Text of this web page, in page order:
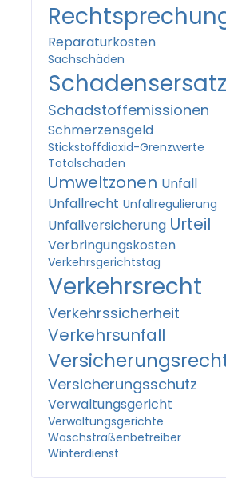
Reparaturkosten
Sachschäden
Schadensersatz
Schadstoffemissionen
Schmerzensgeld
Stickstoffdioxid-Grenzwerte
Totalschaden
Umweltzonen Unfall
Unfallrecht Unfallregulierung
Unfallversicherung Urteil
Verbringungskosten
Verkehrsgerichtstag
Verkehrsrecht
Verkehrssicherheit
Verkehrsunfall
Versicherungsschutz
Verwaltungsgericht
Verwaltungsgerichte
Waschstraßenbetreiber
Winterdienst